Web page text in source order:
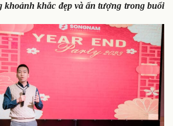
khắc đẹp và ấn tượng trong buổi